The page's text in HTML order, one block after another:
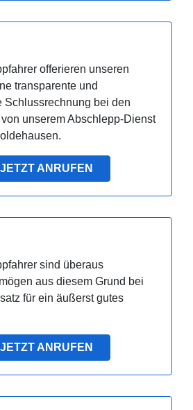
offerieren unseren
transparente und
Schlussrechnung bei den
unserem Abschlepp-Dienst
JETZT ANRUFEN
sind überaus
aus diesem Grund bei
für ein äußerst gutes
JETZT ANRUFEN